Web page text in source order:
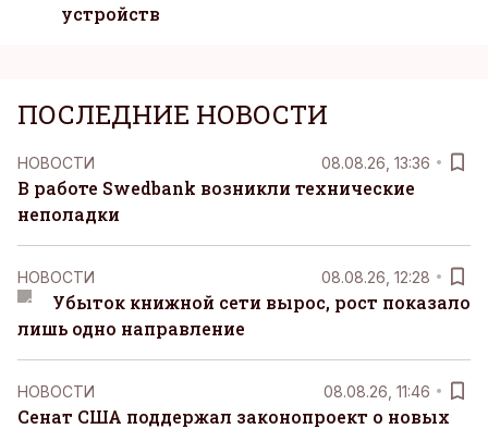
устройств
ПОСЛЕДНИЕ НОВОСТИ
НОВОСТИ 08.08.26, 13:36
В работе Swedbank возникли технические
неполадки
НОВОСТИ 08.08.26, 12:28
Убыток книжной сети вырос, рост показало
лишь одно направление
НОВОСТИ 08.08.26, 11:46
Сенат США поддержал законопроект о новых